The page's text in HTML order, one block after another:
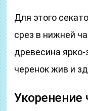
Для этого
срез в нижней
древесина ярко-
черенок жив и
Укоренение